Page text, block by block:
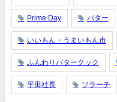
Prime Day バター
いいもん・うまいもん市
ふんわりバタークック
平田社長 ソラーチ